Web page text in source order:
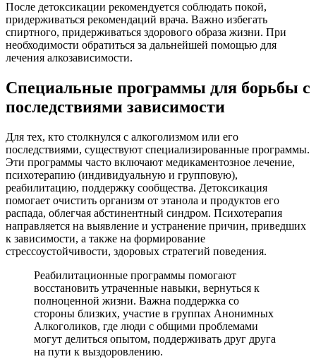
После детоксикации рекомендуется соблюдать покой,
придерживаться рекомендаций врача. Важно избегать
спиртного, придерживаться здорового образа жизни. При
необходимости обратиться за дальнейшей помощью для
лечения алкозависимости.
Специальные программы для борьбы с
последствиями зависимости
Для тех, кто столкнулся с алкоголизмом или его
последствиями, существуют специализированные программы.
Эти программы часто включают медикаментозное лечение,
психотерапию (индивидуальную и групповую),
реабилитацию, поддержку сообщества. Детоксикация
помогает очистить организм от этанола и продуктов его
распада, облегчая абстинентный синдром. Психотерапия
направляется на выявление и устранение причин, приведших
к зависимости, а также на формирование
стрессоустойчивости, здоровых стратегий поведения.
Реабилитационные программы помогают
восстановить утраченные навыки, вернуться к
полноценной жизни. Важна поддержка со
стороны близких, участие в группах Анонимных
Алкоголиков, где люди с общими проблемами
могут делиться опытом, поддерживать друг друга
на пути к выздоровлению.